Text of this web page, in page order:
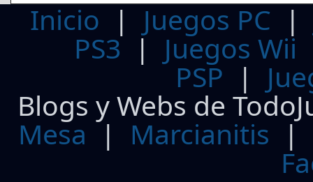
Inicio | Juegos PC
PS3| Juegos Wii
PSP |
Blogs y Webs de
Mesa | Marcianitis |